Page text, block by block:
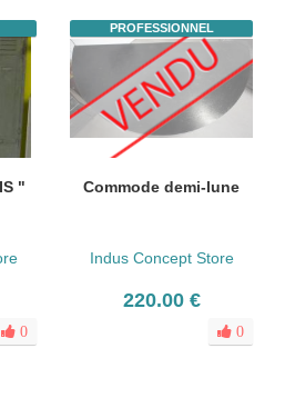
"
0
PROFESSIONNEL
Commode demi-lune
Indus Concept Store
220.00 €
0